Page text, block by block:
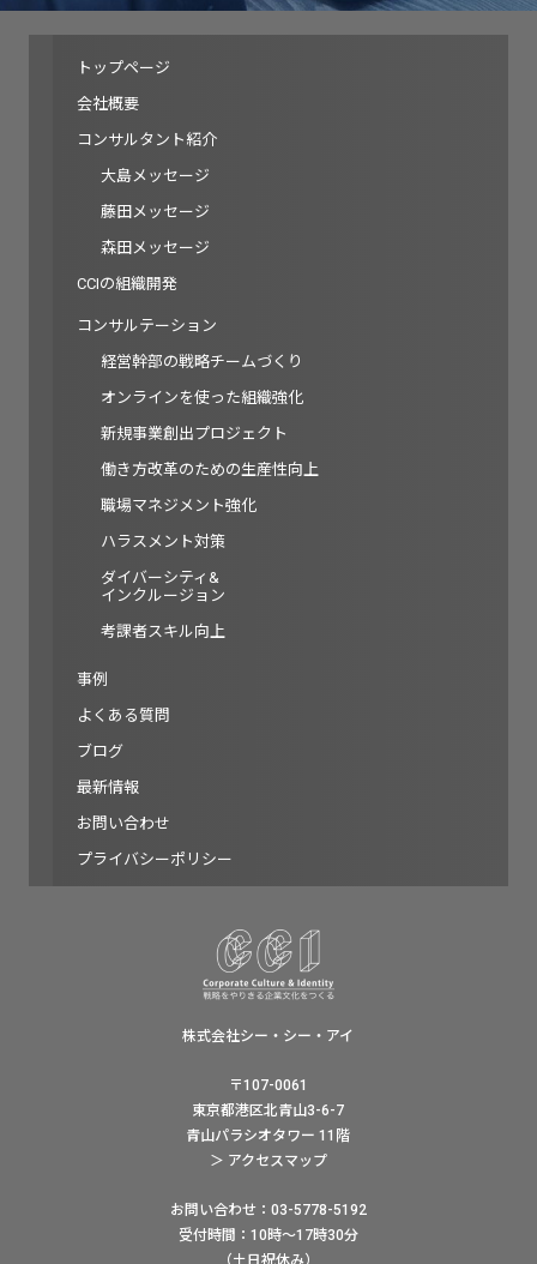
トップページ
会社概要
コンサルタント紹介
大島メッセージ
藤田メッセージ
森田メッセージ
CCIの組織開発
コンサルテーション
経営幹部の戦略チームづくり
オンラインを使った組織強化
新規事業創出プロジェクト
働き方改革のための生産性向上
職場マネジメント強化
ハラスメント対策
ダイバーシティ&
インクルージョン
考課者スキル向上
事例
よくある質問
ブログ
最新情報
お問い合わせ
プライバシーポリシー
株式会社シー・シー・アイ
〒107-0061
東京都港区北青山3-6-7
青山パラシオタワー 11階
＞ アクセスマップ
お問い合わせ：03-5778-5192
受付時間：10時〜17時30分